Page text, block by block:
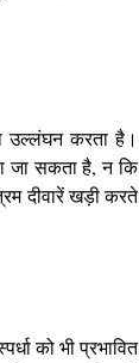
उल्लंघन करता है।
जा सकता है, न कि
दीवारें खड़ी करते
को भी प्रभावित